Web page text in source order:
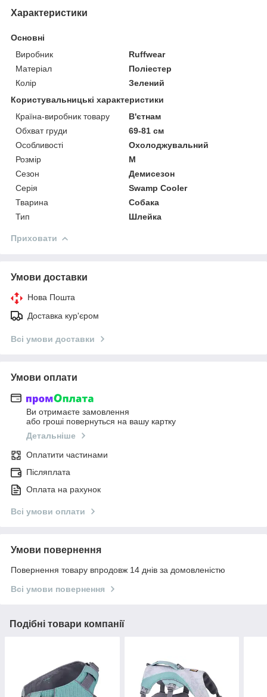
Характеристики
Основні
Виробник
Ruffwear
Матеріал
Поліестер
Колір
Зелений
Користувальницькі характеристики
Країна-виробник товару
В'єтнам
Обхват груди
69-81 см
Особливості
Охолоджувальний
Розмір
M
Сезон
Демисезон
Серія
Swamp Cooler
Тварина
Собака
Тип
Шлейка
Приховати
Умови доставки
Нова Пошта
Доставка кур'єром
Всі умови доставки
Умови оплати
Ви отримаєте замовлення
або гроші повернуться на вашу картку
Детальніше
Оплатити частинами
Післяплата
Оплата на рахунок
Всі умови оплати
Умови повернення
Повернення товару впродовж 14 днів за домовленістю
Всі умови повернення
Подібні товари компанії